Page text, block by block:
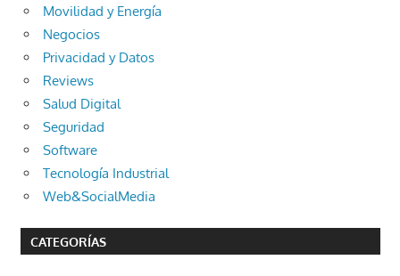
Movilidad y Energía
Negocios
Privacidad y Datos
Reviews
Salud Digital
Seguridad
Software
Tecnología Industrial
Web&SocialMedia
CATEGORÍAS